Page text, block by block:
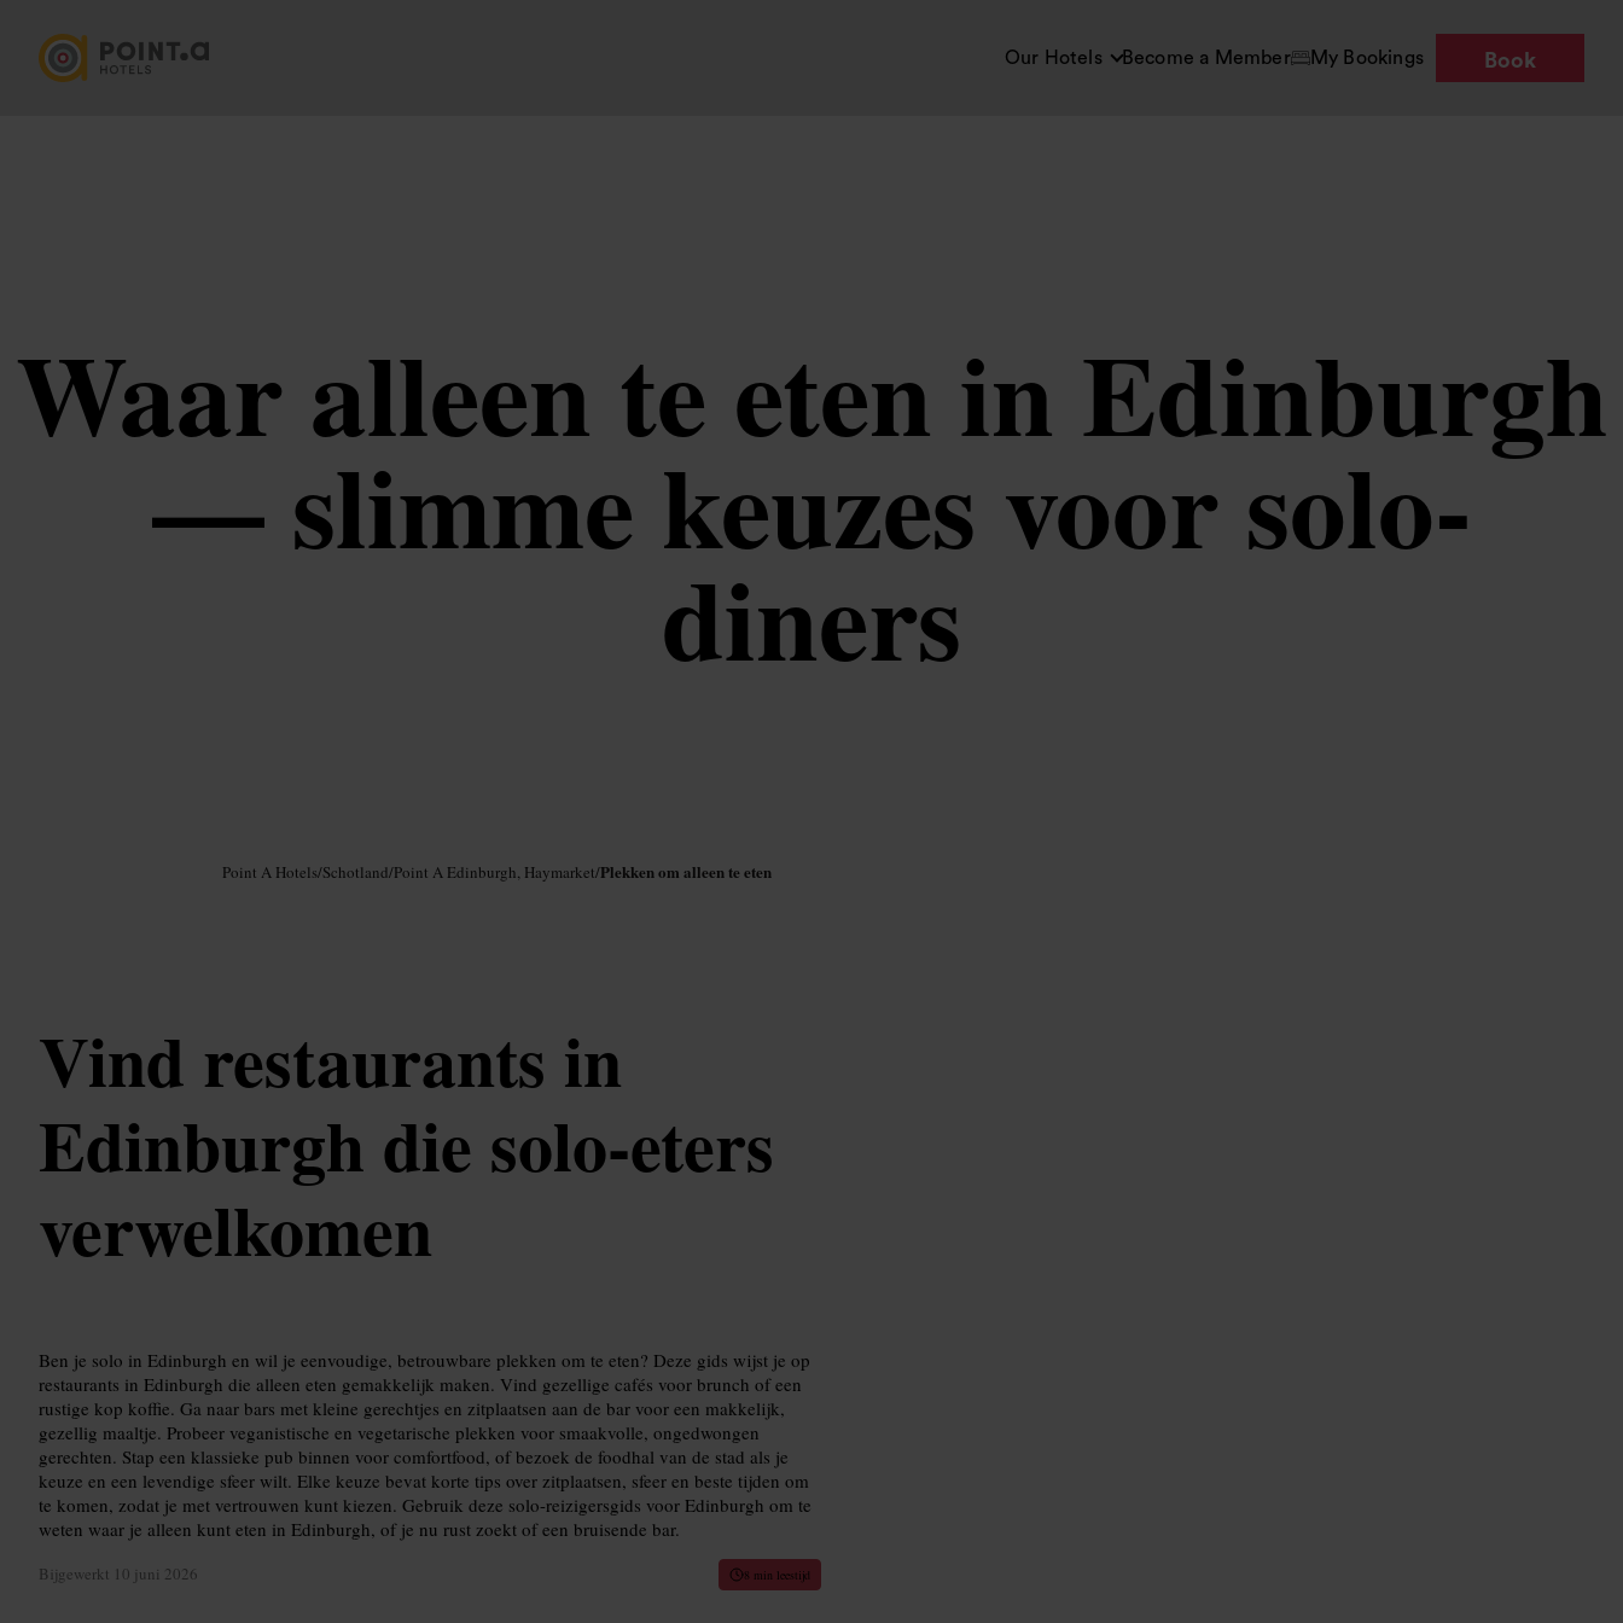
Our Hotels Become a Member My Bookings Book
Waar alleen te eten in Edinburgh
— slimme keuzes voor solo-
diners
Point A Hotels/Schotland/Point A Edinburgh, Haymarket/Plekken om alleen te eten
Vind restaurants in
Edinburgh die solo-eters
verwelkomen
Ben je solo in Edinburgh en wil je eenvoudige, betrouwbare plekken om te eten? Deze gids wijst je op
restaurants in Edinburgh die alleen eten gemakkelijk maken. Vind gezellige cafés voor brunch of een
rustige kop koffie. Ga naar bars met kleine gerechtjes en zitplaatsen aan de bar voor een makkelijk,
gezellig maaltje. Probeer veganistische en vegetarische plekken voor smaakvolle, ongedwongen
gerechten. Stap een klassieke pub binnen voor comfortfood, of bezoek de foodhal van de stad als je
keuze en een levendige sfeer wilt. Elke keuze bevat korte tips over zitplaatsen, sfeer en beste tijden om
te komen, zodat je met vertrouwen kunt kiezen. Gebruik deze solo-reizigersgids voor Edinburgh om te
weten waar je alleen kunt eten in Edinburgh, of je nu rust zoekt of een bruisende bar.
Bijgewerkt 10 juni 2026 8 min leestijd